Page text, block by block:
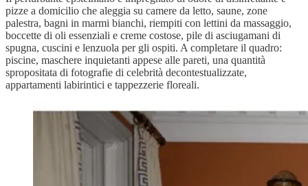
pizze a domicilio che aleggia su camere da letto, saune, zone
palestra, bagni in marmi bianchi, riempiti con lettini da massaggio,
boccette di oli essenziali e creme costose, pile di asciugamani di
spugna, cuscini e lenzuola per gli ospiti. A completare il quadro:
piscine, maschere inquietanti appese alle pareti, una quantità
spropositata di fotografie di celebrità decontestualizzate,
appartamenti labirintici e tappezzerie floreali.